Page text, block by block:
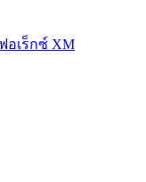
อเร็กซ์ XM